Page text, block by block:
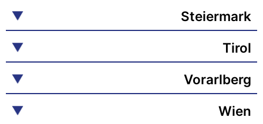
Steiermark
Tirol
Vorarlberg
Wien